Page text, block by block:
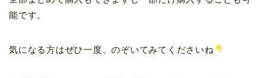
能です。
気になる方はぜひ一度、のぞいてみてくださいね